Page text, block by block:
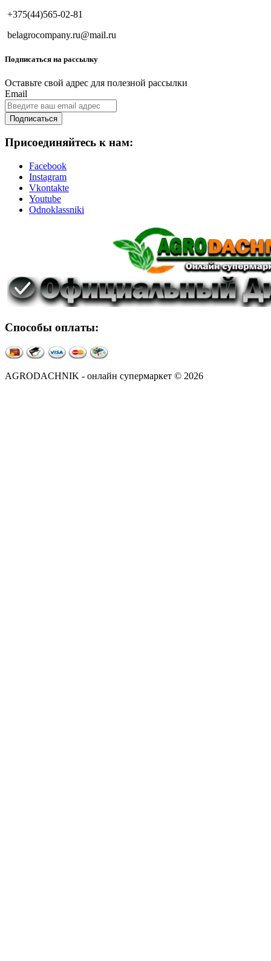
+375(44)565-02-81
belagrocompany.ru@mail.ru
Подписаться на рассылку
Оставьте свой адрес для полезной рассылки
Email
Подписаться
Присоединяйтесь к нам:
Facebook
Instagram
Vkontakte
Youtube
Odnoklassniki
Способы оплаты:
AGRODACHNIK - онлайн супермаркет © 2026